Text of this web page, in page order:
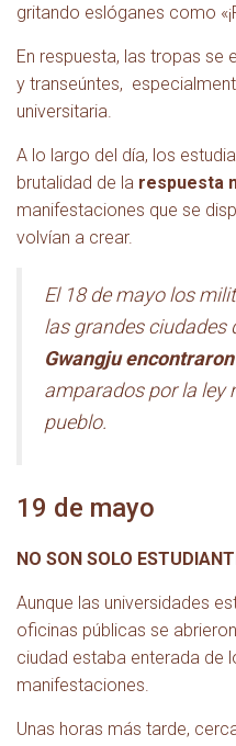
gritando eslóganes como
En respuesta, las tropas se
y transeúntes,
universitaria.
A lo largo del día, los
brutalidad de la respuesta
manifestaciones que se
volvían a crear.
El 18 de mayo los
las grandes ciudades
Gwangju
amparados por la ley
pueblo.
19 de mayo
NO SON SOLO
Aunque las universidades
oficinas públicas se
ciudad estaba enterada de
manifestaciones.
Unas horas más tarde,